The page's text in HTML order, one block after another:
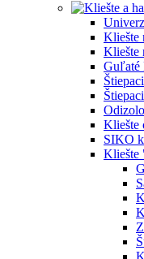
Kliešte
Kliešte
Guľaté
Kliešte
SIKO